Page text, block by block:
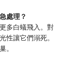
處理？
多白蟻飛入。對
性讓它們溺死。
。